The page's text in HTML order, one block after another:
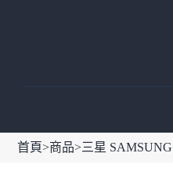
首頁>商品>三星 SAMSUNG